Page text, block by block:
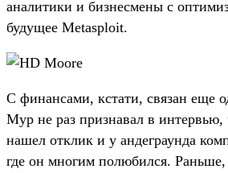
аналитики и бизнесмены с
будущее Metasploit.
С финансами, кстати, связан еще
Мур не раз признавал в
нашел отклик и у андеграунда
где он многим полюбился. Раньше,